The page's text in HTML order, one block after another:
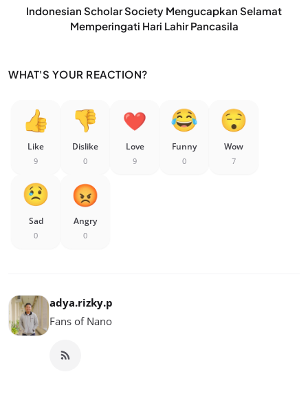
Indonesian Scholar Society Mengucapkan Selamat
Memperingati Hari Lahir Pancasila
WHAT'S YOUR REACTION?
Like
9
Dislike
0
Love
9
Funny
0
Wow
7
Sad
0
Angry
0
adya.rizky.p
Fans of Nano